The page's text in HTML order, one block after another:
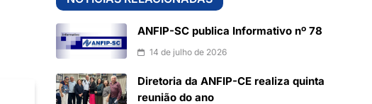
ANFIP-SC publica Informativo nº 78
14 de julho de 2026
Diretoria da ANFIP-CE realiza quinta
reunião do ano